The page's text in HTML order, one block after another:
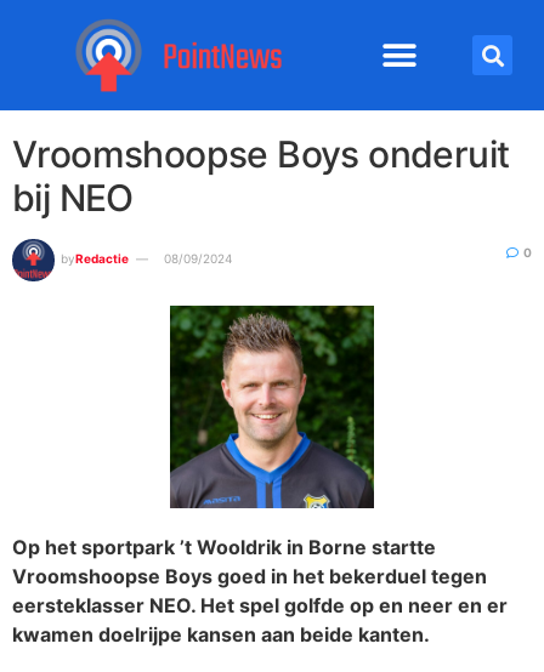
Vroomshoopse Boys onderuit
bij NEO
byRedactie 08/09/2024 0
Op het sportpark ’t Wooldrik in Borne startte
Vroomshoopse Boys goed in het bekerduel tegen
eersteklasser NEO. Het spel golfde op en neer en er
kwamen doelrijpe kansen aan beide kanten.